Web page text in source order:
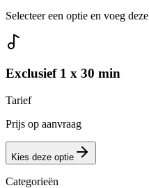
Selecteer een optie en voeg
Exclusief 1 x 30 min
Tarief
Prijs op aanvraag
Kies deze optie
Categorieën